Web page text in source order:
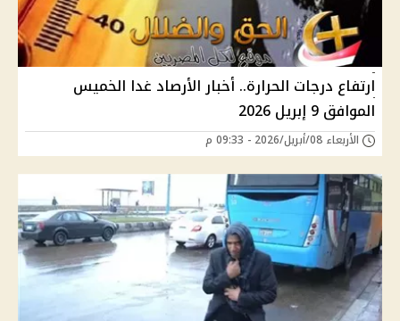
ارتفاع درجات الحرارة.. أخبار الأرصاد غدا الخميس
الموافق 9 إبريل 2026
الأربعاء 08/أبريل/2026 - 09:33 م